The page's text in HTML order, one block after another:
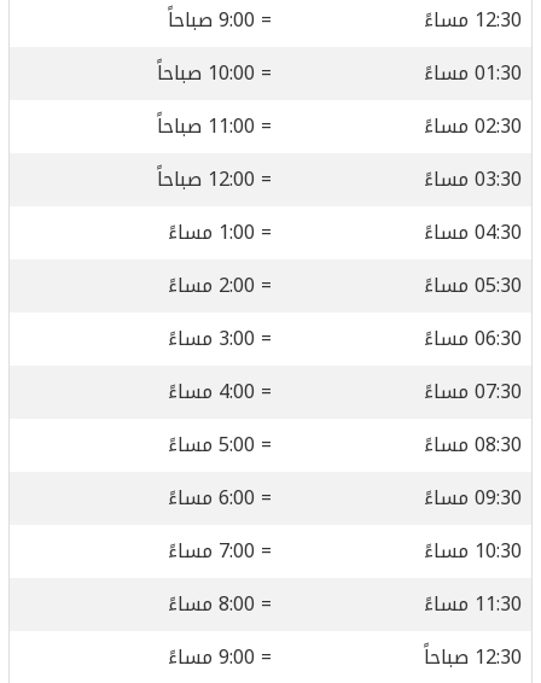
12:30 مساءً
= 9:00 صباحاً
01:30 مساءً
= 10:00 صباحاً
02:30 مساءً
= 11:00 صباحاً
03:30 مساءً
= 12:00 صباحاً
04:30 مساءً
= 1:00 مساءً
05:30 مساءً
= 2:00 مساءً
06:30 مساءً
= 3:00 مساءً
07:30 مساءً
= 4:00 مساءً
08:30 مساءً
= 5:00 مساءً
09:30 مساءً
= 6:00 مساءً
10:30 مساءً
= 7:00 مساءً
11:30 مساءً
= 8:00 مساءً
12:30 صباحاً
= 9:00 مساءً